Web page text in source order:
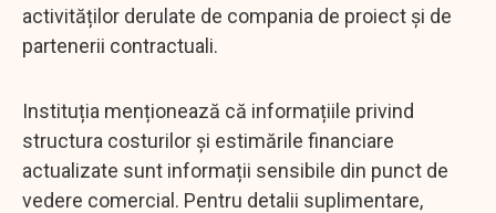
activităților derulate de compania de proiect și de
partenerii contractuali.
Instituția menționează că informațiile privind
structura costurilor și estimările financiare
actualizate sunt informații sensibile din punct de
vedere comercial. Pentru detalii suplimentare,